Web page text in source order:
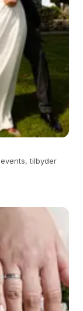
tilbyder